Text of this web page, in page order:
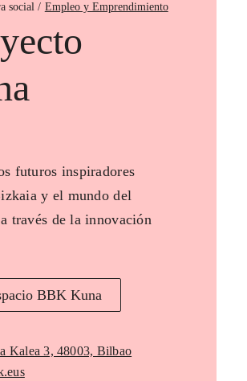
Empleo y Emprendimiento
futuros inspiradores
y el mundo del
través de la innovación
BBK Kuna
Kalea 3, 48003, Bilbao